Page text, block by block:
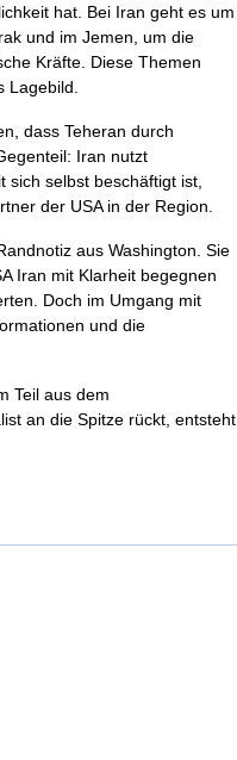
hat. Bei Iran geht es um
und im Jemen, um die
Kräfte. Diese Themen
dass Teheran durch
Iran nutzt
selbst beschäftigt ist,
der USA in der Region.
aus Washington. Sie
Iran mit Klarheit begegnen
Doch im Umgang mit
und die
Teil aus dem
an die Spitze rückt, entsteht